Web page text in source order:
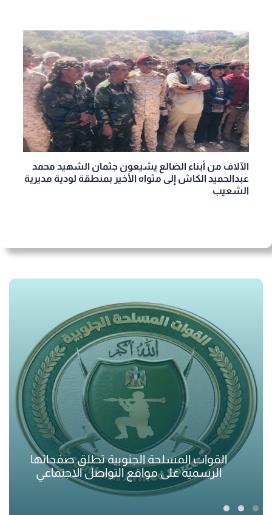
الآلاف من أبناء الضالع يشيعون جثمان الشهيد محمد
عبدالحميد الكاش إلى مثواه الأخير بمنطقة لودية مديرية
الشعيب
الأجهزة الأمنية توضح بشأن ملابسات
واقعة مستشفى عدن الخيري